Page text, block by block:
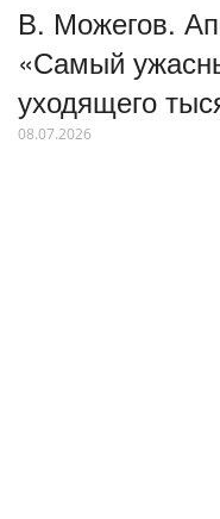
В. Можегов.
«Самый
уходящего
08.07.2026